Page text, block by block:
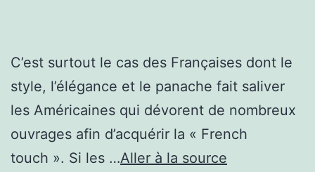
C’est surtout le cas des Françaises dont le
style, l’élégance et le panache fait saliver
les Américaines qui dévorent de nombreux
ouvrages afin d’acquérir la « French
touch ». Si les …Aller à la source